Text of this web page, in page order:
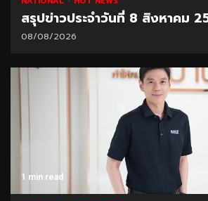
สรุปข่าวประจำวันที่ 8 สิงหาคม
08/08/2026
1 min read